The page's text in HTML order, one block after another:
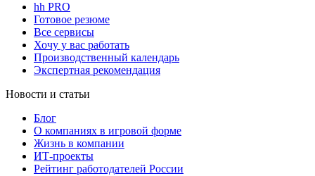
hh PRO
Готовое резюме
Все сервисы
Хочу у вас работать
Производственный календарь
Экспертная рекомендация
Новости и статьи
Блог
О компаниях в игровой форме
Жизнь в компании
ИТ-проекты
Рейтинг работодателей России